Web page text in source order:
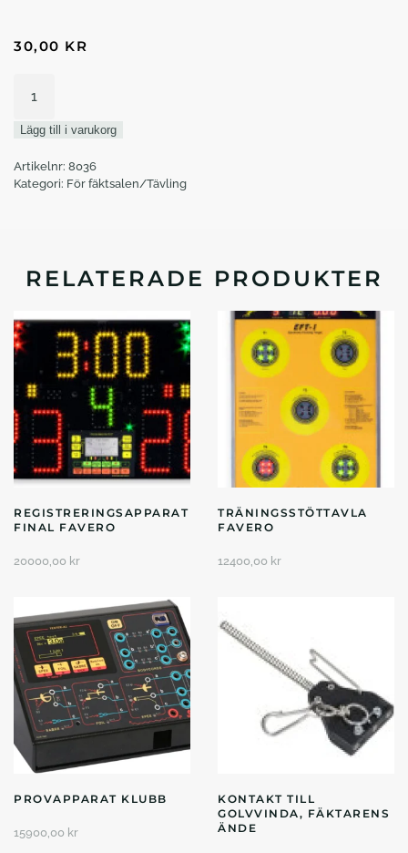
30,00 KR
kontakt
favero
vinda
Lägg till i varukorg
Artikelnr: 8036
Kategori: För fäktsalen/Tävling
RELATERADE PRODUKTER
REGISTRERINGSAPPARAT
FINAL FAVERO
20000,00 kr
TRÄNINGSSTÖTTAVLA
FAVERO
12400,00 kr
PROVAPPARAT KLUBB
15900,00 kr
KONTAKT TILL
GOLVVINDA, FÄKTARENS
ÄNDE